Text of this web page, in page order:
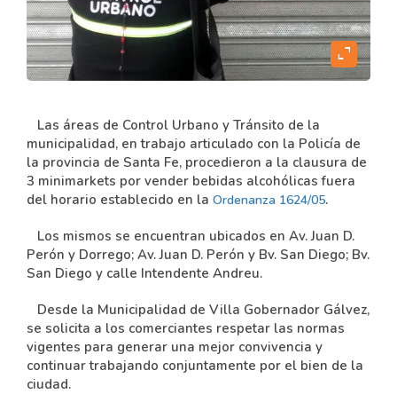
expand_content
Las áreas de Control Urbano y Tránsito de la
municipalidad, en trabajo articulado con la Policía de
la provincia de Santa Fe, procedieron a la clausura de
3 minimarkets por vender bebidas alcohólicas fuera
del horario establecido en la Ordenanza 1624/05.
Los mismos se encuentran ubicados en Av. Juan D.
Perón y Dorrego; Av. Juan D. Perón y Bv. San Diego; Bv.
San Diego y calle Intendente Andreu.
Desde la Municipalidad de Villa Gobernador Gálvez,
se solicita a los comerciantes respetar las normas
vigentes para generar una mejor convivencia y
continuar trabajando conjuntamente por el bien de la
ciudad.